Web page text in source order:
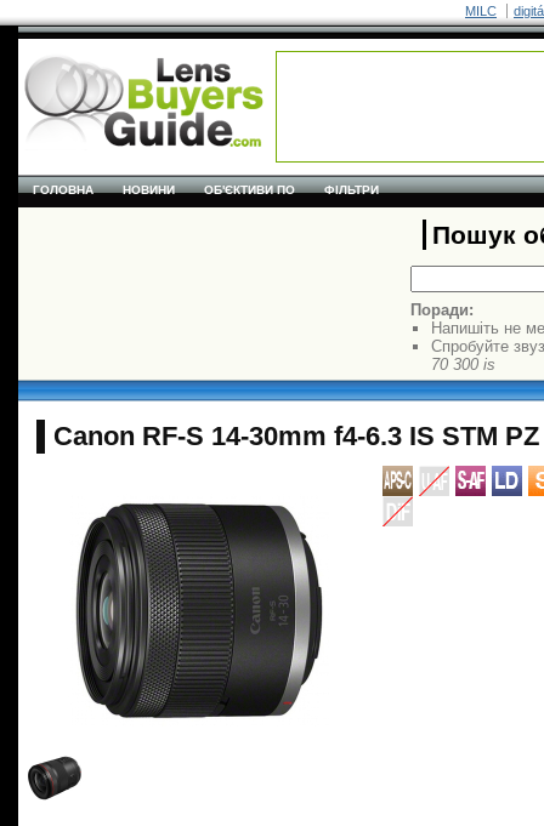
MILC
ГОЛОВНА НОВИНИ ОБ'ЄКТИВИ ПО ФІЛЬТРИ
Пошук
Поради:
Напишіть не
Спробуйте
70 300 is
Canon RF-S 14-30mm f4-6.3 IS STM PZ